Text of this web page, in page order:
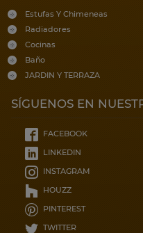
Estufas Y Chimeneas
Radiadores
Cocinas
Baño
JARDIN Y TERRAZA
SÍGUENOS EN
FACEBOOK
LINKEDIN
INSTAGRAM
HOUZZ
PINTEREST
TWITTER